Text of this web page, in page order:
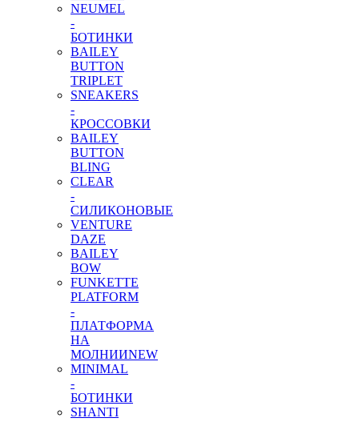
NEUMEL
-
БОТИНКИ
BAILEY
BUTTON
TRIPLET
SNEAKERS
-
КРОССОВКИ
BAILEY
BUTTON
BLING
CLEAR
-
СИЛИКОНОВЫЕ
VENTURE
DAZE
BAILEY
BOW
FUNKETTE
PLATFORM
-
ПЛАТФОРМА
НА
МОЛНИИNEW
MINIMAL
-
БОТИНКИ
SHANTI